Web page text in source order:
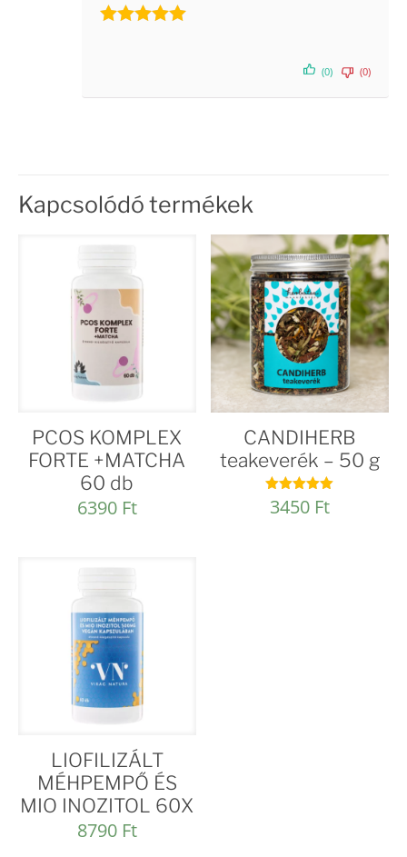
(0) (0)
Kapcsolódó termékek
PCOS KOMPLEX
FORTE +MATCHA
60 db
6390 Ft
CANDIHERB
teakeverék – 50 g
Értékelés:
4.93
3450 Ft
LIOFILIZÁLT
MÉHPEMPŐ ÉS
MIO INOZITOL 60X
8790 Ft